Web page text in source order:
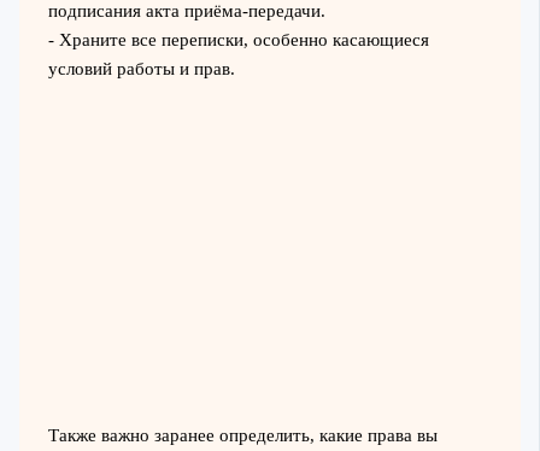
подписания акта приёма-передачи.
- Храните все переписки, особенно касающиеся
условий работы и прав.
Также важно заранее определить, какие права вы